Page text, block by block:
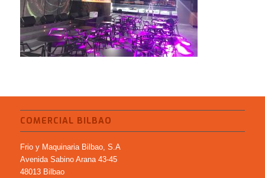
COMERCIAL BILBAO
Frio y Maquinaria Bilbao, S.A
Avenida Sabino Arana 43-45
48013 Bilbao